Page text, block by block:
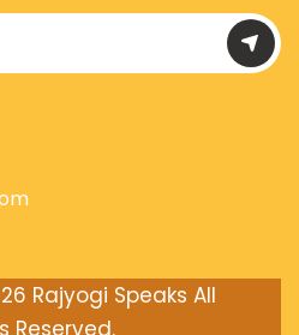
Rajyogi Speaks All
Reserved.